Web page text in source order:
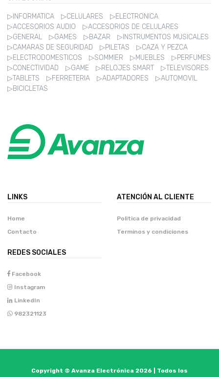
▷INFORMATICA ▷CELULARES
▷ELECTRONICA
▷ACCESORIOS AUDIO
▷ACCESORIOS DE CELULARES
▷GENERAL
▷GAMES ▷BAZAR
▷INSTRUMENTOS MUSICALES
▷CAMARAS DE SEGURIDAD
▷PILETAS
▷CAZA Y PEZCA
▷ELECTRODOMESTICOS
▷SOMMIER ▷MUEBLES
▷PERFUMES
▷CONECTIVIDAD
▷GAME ▷RELOJES SMART
▷TELEVISORES
▷TABLETS
▷FERRETERIA ▷ADAPTADORES
▷AUTOMOVIL
▷BICICLETAS
LINKS
Home
Contacto
ATENCIÓN AL CLIENTE
Politica de privacidad
Terminos y condiciones
REDES SOCIALES
Facebook
Instagram
LinkedIn
982321123
Copyright © Avanza Electrónica 2026 | Todos los